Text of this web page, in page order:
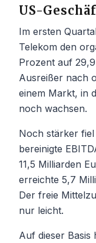
US-
Im ersten
Telekom den
Prozent auf
Ausreißer nach
einem Markt, in
noch wachsen.
Noch stärker fiel
bereinigte
11,5 Milliarden
erreichte 5,7
Der freie
nur leicht.
Auf dieser Basis